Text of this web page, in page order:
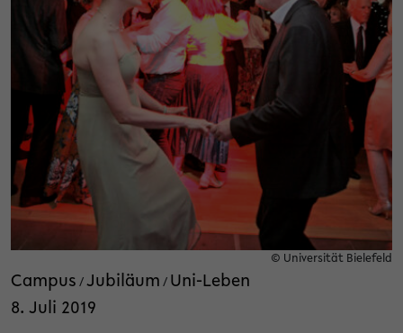
© Universität Bielefeld
Campus / Jubiläum / Uni-Leben
8. Juli 2019